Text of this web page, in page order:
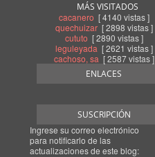
MÁS VISITADOS
cacanero [ 4140 vistas ]
quechuizar [ 2898 vistas ]
cututo [ 2890 vistas ]
leguleyada [ 2621 vistas ]
cachoso, sa [ 2587 vistas ]
ENLACES
SUSCRIPCIÓN
Ingrese su correo electrónico
para notificarlo de las
actualizaciones de este blog: